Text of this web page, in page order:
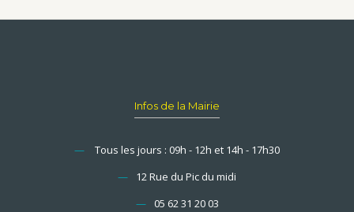
Infos de la Mairie
—
Tous les jours : 09h - 12h et 14h - 17h30
—
12 Rue du Pic du midi
— 05 62 31 20 03